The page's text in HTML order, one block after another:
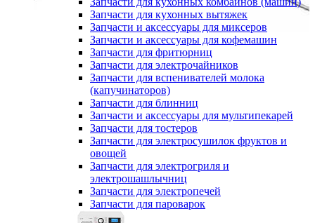
Запчасти для кухонных вытяжек
Запчасти и аксессуары для миксеров
Запчасти и аксессуары для кофемашин
Запчасти для фритюрниц
Запчасти для электрочайников
Запчасти для вспенивателей молока
(капучинаторов)
Запчасти для блинниц
Запчасти и аксессуары для мультипекарей
Запчасти для тостеров
Запчасти для электросушилок фруктов и
овощей
Запчасти для электрогриля и
электрошашлычниц
Запчасти для электропечей
Запчасти для пароварок